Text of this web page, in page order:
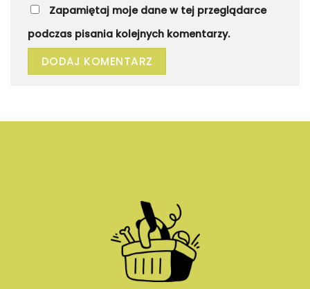
Zapamiętaj moje dane w tej przeglądarce
podczas pisania kolejnych komentarzy.